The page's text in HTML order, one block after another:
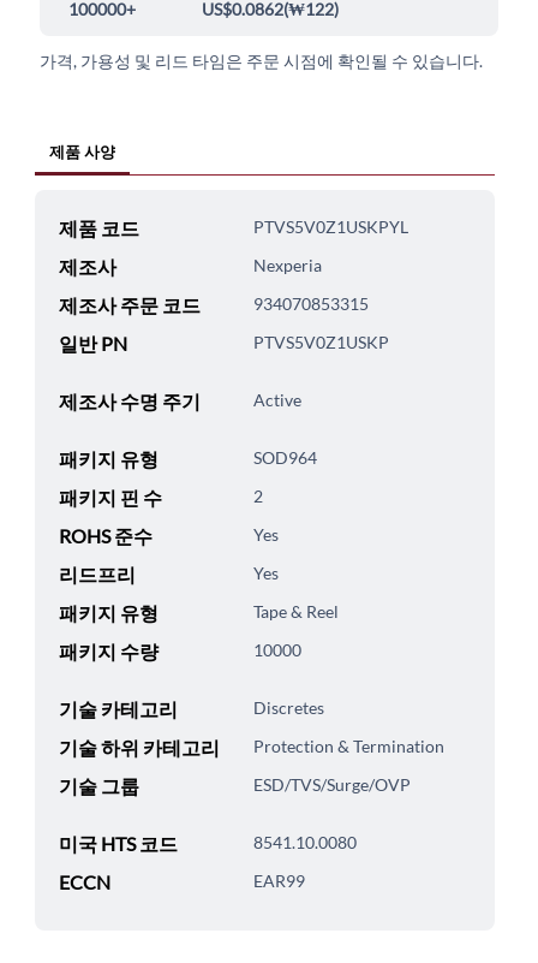
100000+ US$0.0862(₩122)
가격, 가용성 및 리드 타임은 주문 시점에 확인될 수 있습니다.
제품 사양
제품 코드 PTVS5V0Z1USKPYL
제조사 Nexperia
제조사 주문 코드 934070853315
일반 PN PTVS5V0Z1USKP
제조사 수명 주기 Active
패키지 유형 SOD964
패키지 핀 수 2
ROHS 준수 Yes
리드프리 Yes
패키지 유형 Tape & Reel
패키지 수량 10000
기술 카테고리 Discretes
기술 하위 카테고리 Protection & Termination
기술 그룹 ESD/TVS/Surge/OVP
미국 HTS 코드 8541.10.0080
ECCN EAR99